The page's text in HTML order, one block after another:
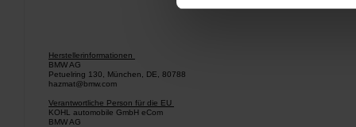
Herstellerinformationen
BMW AG
Petuelring 130, München, DE, 80788
hazmat@bmw.com
Verantwortliche Person für die EU
KOHL automobile GmbH eCom
BMW AG